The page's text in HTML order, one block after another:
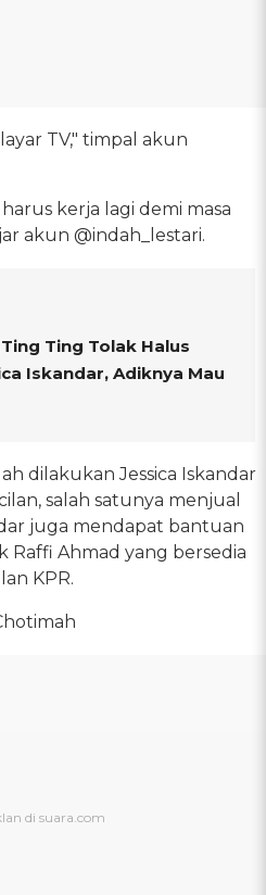
TV," timpal akun
kerja lagi demi masa
akun @indah_lestari.
Ting Tolak Halus
Iskandar, Adiknya Mau
dilakukan Jessica Iskandar
salah satunya menjual
juga mendapat bantuan
Raffi Ahmad yang bersedia
KPR.